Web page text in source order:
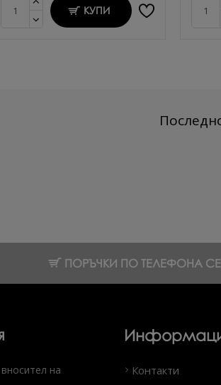
КУПИ
ПОРЪЧКИ ПО ТЕЛЕФОНА СЕ
на Контакти